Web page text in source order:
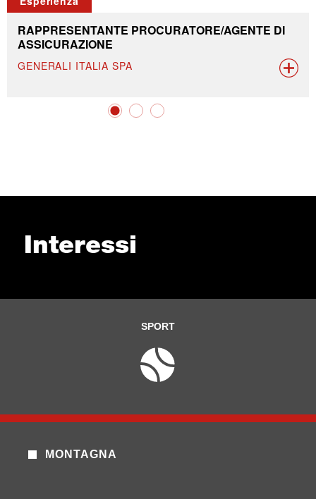
RAPPRESENTANTE PROCURATORE/AGENTE DI
ASSICURAZIONE
GENERALI ITALIA SPA
Interessi
SPORT
MONTAGNA